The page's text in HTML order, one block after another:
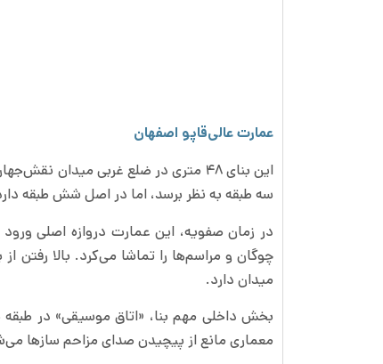
عمارت عالی‌قاپو اصفهان
این بنای ۴۸ متری در ضلع غربی
سه طبقه به نظر برسد، اما در اصل شش طبقه
در زمان صفویه، این عمارت دروازه اصلی
چوگان و مراسم‌ها را تماشا می‌کرد. بالا رفتن
میدان دارد.
بخش داخلی مهم بنا، «اتاق موسیقی» در
معماری مانع از پیچیدن صدای مزاحم سازها